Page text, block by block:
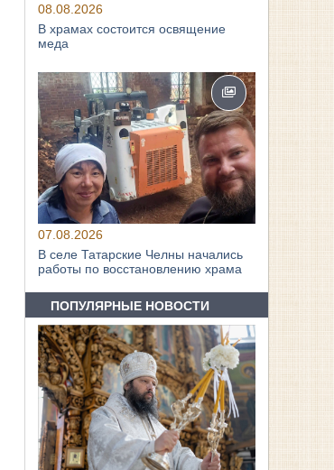
08.08.2026
В храмах состоится освящение
меда
07.08.2026
В селе Татарские Челны начались
работы по восстановлению храма
ПОПУЛЯРНЫЕ НОВОСТИ